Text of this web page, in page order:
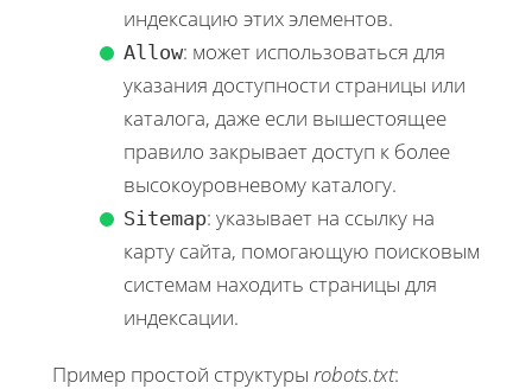
индексацию этих элементов.
Allow: может использоваться для
указания доступности страницы или
каталога, даже если вышестоящее
правило закрывает доступ к более
высокоуровневому каталогу.
Sitemap: указывает на ссылку на
карту сайта, помогающую поисковым
системам находить страницы для
индексации.
Пример простой структуры robots.txt: